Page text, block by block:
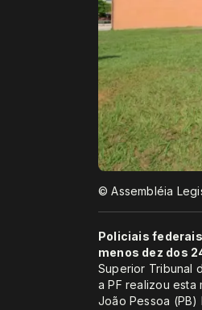
© Assembléia
Policiais
menos dez dos
Superior Tribunal
a PF realizou esta
João Pessoa (PB)